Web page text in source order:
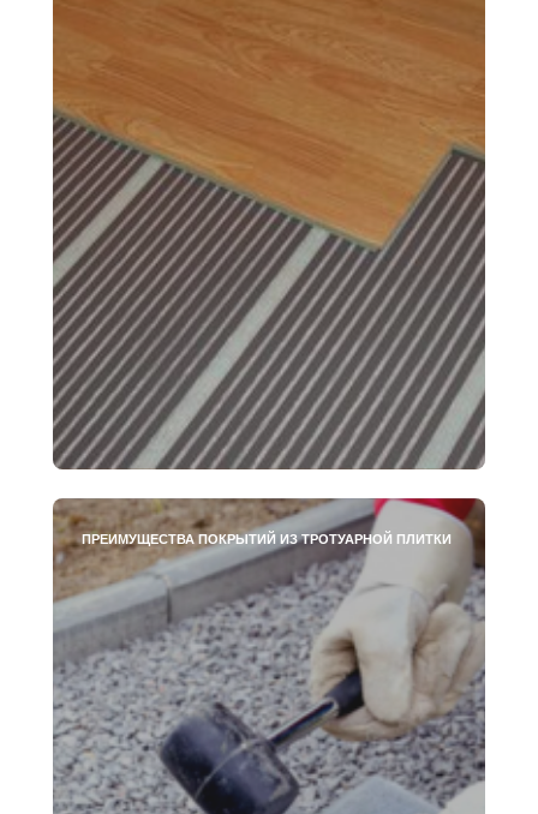
ПРЕИМУЩЕСТВА ПОКРЫТИЙ ИЗ ТРОТУАРНОЙ ПЛИТКИ